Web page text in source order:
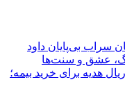
سراب بی‌پایان داود
عشق و سنت‌ها
هدیه برای خرید بیمه؛